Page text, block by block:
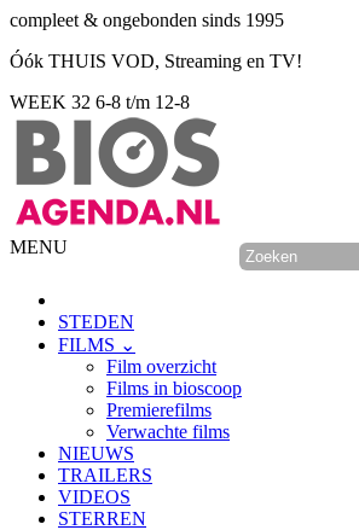
compleet & ongebonden sinds 1995
Óók THUIS VOD, Streaming en TV!
WEEK 32 6-8 t/m 12-8
MENU
STEDEN
FILMS ⌄
Film overzicht
Films in bioscoop
Premierefilms
Verwachte films
NIEUWS
TRAILERS
VIDEOS
STERREN